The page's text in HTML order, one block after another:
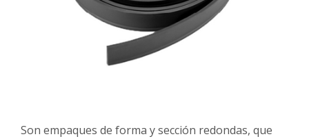
Son empaques de forma y sección redondas, que